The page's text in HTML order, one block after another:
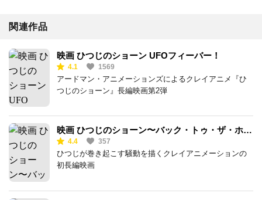
関連作品
映画 ひつじのショーン UFOフィーバー！
4.1 1569
アードマン・アニメーションズによるクレイアニメ『ひ
つじのショーン』長編映画第2弾
映画 ひつじのショーン〜バック・トゥ・ザ・ホー
ム〜
4.4 357
ひつじが巻き起こす騒動を描くクレイアニメーションの
初長編映画